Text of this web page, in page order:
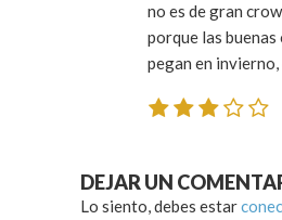
no es de gran
porque las buenas
pegan en
DEJAR UN
Lo siento, debes estar